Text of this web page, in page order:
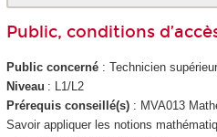
Public, conditions
Public concerné: Technicien
Niveau : L1/L2
Prérequis conseillé(s): MVA013
Savoir appliquer les notions